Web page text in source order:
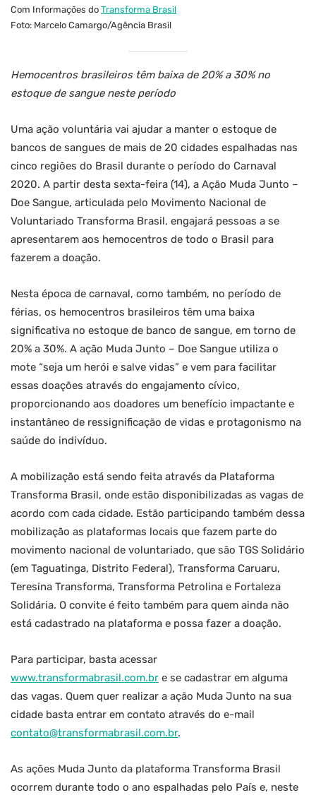
Com Informações do Transforma Brasil
Foto: Marcelo Camargo/Agência Brasil
Hemocentros brasileiros têm baixa de 20% a 30% no
estoque de sangue neste período
Uma ação voluntária vai ajudar a manter o estoque de
bancos de sangues de mais de 20 cidades espalhadas nas
cinco regiões do Brasil durante o período do Carnaval
2020. A partir desta sexta-feira (14), a Ação Muda Junto –
Doe Sangue, articulada pelo Movimento Nacional de
Voluntariado Transforma Brasil, engajará pessoas a se
apresentarem aos hemocentros de todo o Brasil para
fazerem a doação.
Nesta época de carnaval, como também, no período de
férias, os hemocentros brasileiros têm uma baixa
significativa no estoque de banco de sangue, em torno de
20% a 30%. A ação Muda Junto – Doe Sangue utiliza o
mote “seja um herói e salve vidas” e vem para facilitar
essas doações através do engajamento cívico,
proporcionando aos doadores um benefício impactante e
instantâneo de ressignificação de vidas e protagonismo na
saúde do indivíduo.
A mobilização está sendo feita através da Plataforma
Transforma Brasil, onde estão disponibilizadas as vagas de
acordo com cada cidade. Estão participando também dessa
mobilização as plataformas locais que fazem parte do
movimento nacional de voluntariado, que são TGS Solidário
(em Taguatinga, Distrito Federal), Transforma Caruaru,
Teresina Transforma, Transforma Petrolina e Fortaleza
Solidária. O convite é feito também para quem ainda não
está cadastrado na plataforma e possa fazer a doação.
Para participar, basta acessar
www.transformabrasil.com.br e se cadastrar em alguma
das vagas. Quem quer realizar a ação Muda Junto na sua
cidade basta entrar em contato através do e-mail
contato@transformabrasil.com.br.
As ações Muda Junto da plataforma Transforma Brasil
ocorrem durante todo o ano espalhadas pelo País e, neste